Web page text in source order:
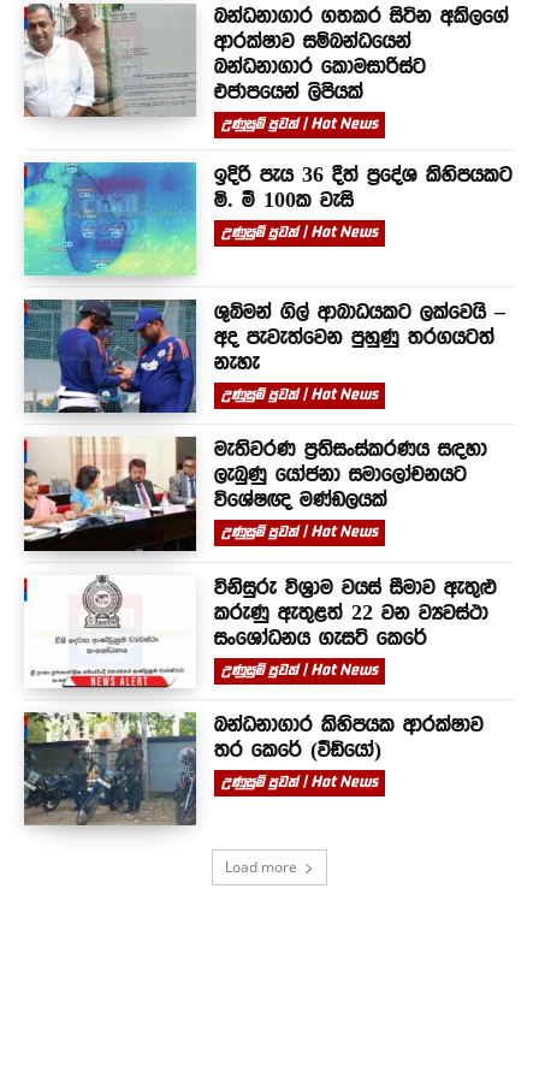
බන්ධනාගාර ගතකර සිටින අකිලගේ
ආරක්ෂාව සම්බන්ධයෙන්
බන්ධනාගාර කොමසාරිස්ට
එජාපයෙන් ලිපියක්
උණුසුම් පුවත් | Hot News
ඉදිරි පැය 36 දීත් ප්‍රදේශ කිහිපයකට
මි. මී 100ක වැසි
උණුසුම් පුවත් | Hot News
ශුබ්මන් ගිල් ආබාධයකට ලක්වෙයි –
අද පැවැත්වෙන පුහුණු තරගයටත්
නැහැ
උණුසුම් පුවත් | Hot News
මැතිවරණ ප්‍රතිසංස්කරණය සඳහා
ලැබුණු යෝජනා සමාලෝචනයට
විශේෂඥ මණ්ඩලයක්
උණුසුම් පුවත් | Hot News
විනිසුරු විශ්‍රාම වයස් සීමාව ඇතුළු
කරුණු ඇතුළත් 22 වන ව්‍යවස්ථා
සංශෝධනය ගැසට් කෙරේ
උණුසුම් පුවත් | Hot News
බන්ධනාගාර කිහිපයක ආරක්ෂාව
තර කෙරේ (වීඩියෝ)
උණුසුම් පුවත් | Hot News
Load more